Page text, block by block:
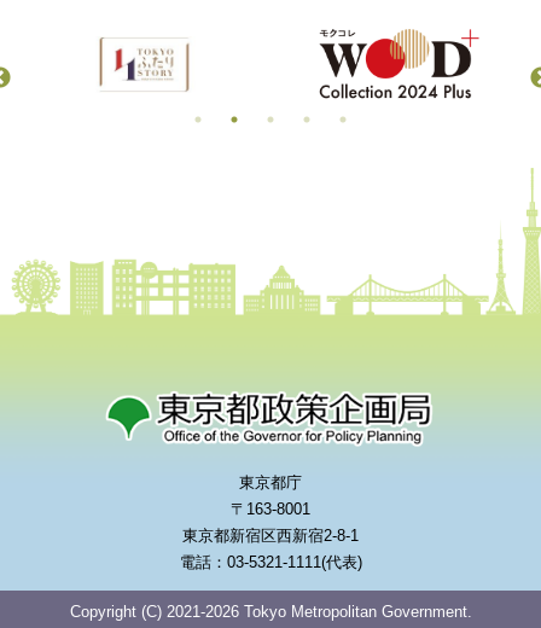
東京都庁
〒163-8001
東京都新宿区西新宿2-8-1
電話：03-5321-1111(代表)
Copyright (C) 2021-2026 Tokyo Metropolitan Government.